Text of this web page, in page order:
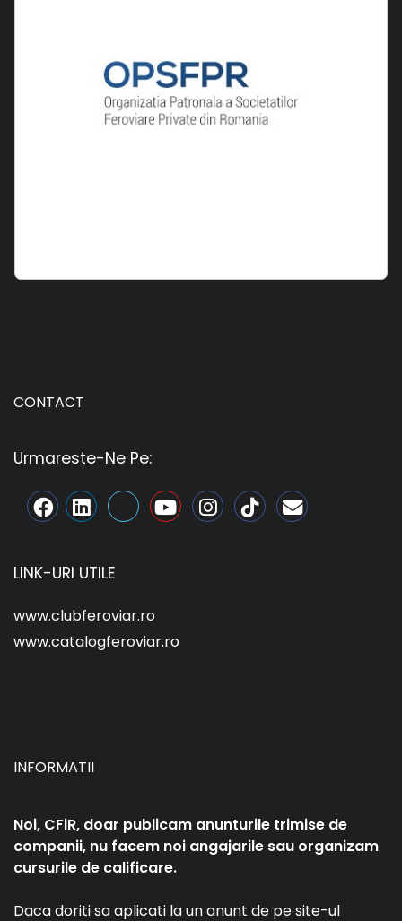
CONTACT
Urmareste-Ne Pe:
LINK-URI UTILE
www.clubferoviar.ro
www.catalogferoviar.ro
INFORMATII
Noi, CFiR, doar publicam anunturile trimise de
companii, nu facem noi angajarile sau organizam
cursurile de calificare.
Daca doriti sa aplicati la un anunt de pe site-ul